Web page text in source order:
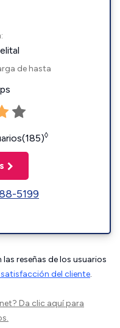
de hasta
◊
5199
reseñas de los usuarios
del cliente.
Da clic aquípara